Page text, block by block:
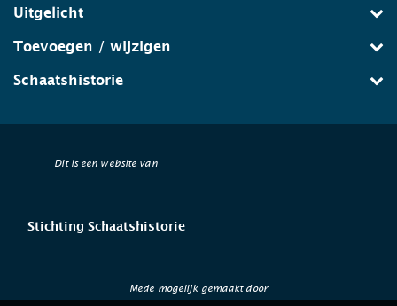
Uitgelicht
Toevoegen / wijzigen
Schaatshistorie
Dit is een website van
Stichting Schaatshistorie
Mede mogelijk gemaakt door